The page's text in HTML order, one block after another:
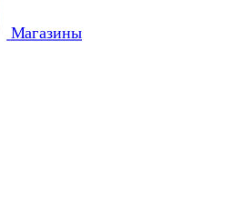
Магазины